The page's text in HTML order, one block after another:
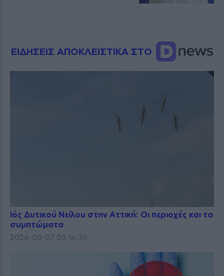
ΕΙΔΗΣΕΙΣ ΑΠΟΚΛΕΙΣΤΙΚΑ ΣΤΟ
Ιός Δυτικού Νείλου στην Αττική: Οι περιοχές και τα
συμπτώματα
2026-08-07 03:16:38